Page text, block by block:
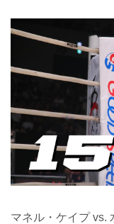
マネル・ケイプ vs.